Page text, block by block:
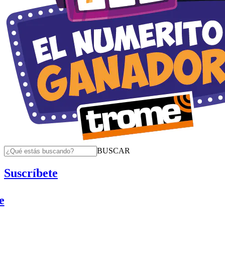
BUSCAR
Suscríbete